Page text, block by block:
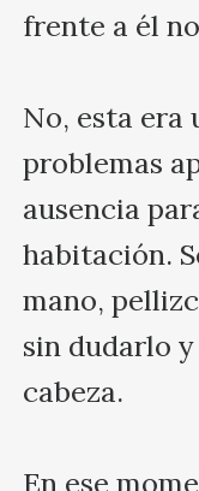
frente a él
No, esta era
problemas
ausencia
habitación.
mano,
sin dudarlo
cabeza.
En ese